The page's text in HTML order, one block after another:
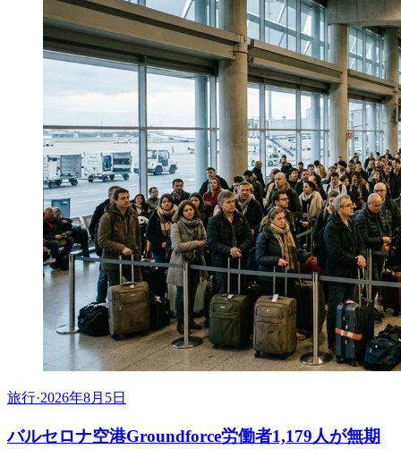
旅行·2026年8月5日
バルセロナ空港Groundforce労働者1,179人が無期